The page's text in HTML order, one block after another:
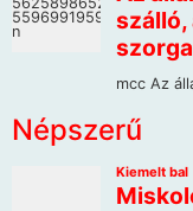
Népszerű